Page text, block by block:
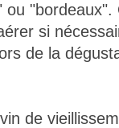
si
de la
de